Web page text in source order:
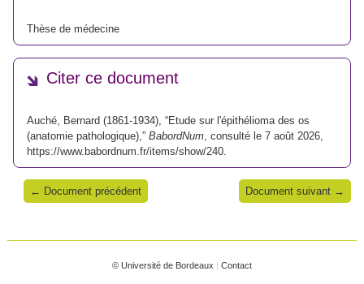
Thèse de médecine
Citer ce document
Auché, Bernard (1861-1934), “Etude sur l'épithélioma des os
(anatomie pathologique),” BabordNum , consulté le 7 août 2026,
https://www.babordnum.fr/items/show/240
← Document précédent Document suivant →
© Université de Bordeaux | Contact